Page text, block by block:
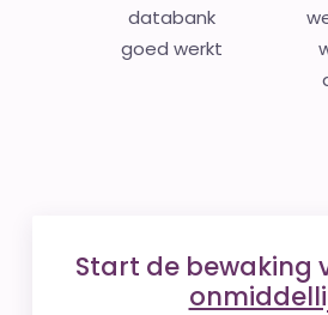
databank
goed werkt
Start de bewaking